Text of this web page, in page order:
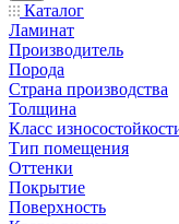
Каталог
Ламинат
Производитель
Порода
Страна производства
Толщина
Класс
Тип помещения
Оттенки
Покрытие
Поверхность